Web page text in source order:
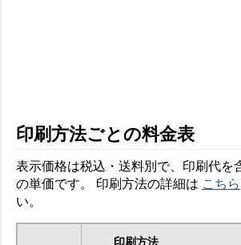
印刷方法ごとの料金表
表示価格は税込・送料別で、印刷代を
の単価です。 印刷方法の詳細は こちら
い。
印刷方法